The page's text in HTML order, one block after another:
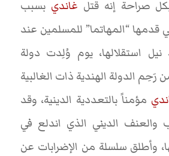
غاندي بسبب
قدمها “المهاتما” للمسلمين عند
نيل استقلالها، يوم وُلِدت دولة
رَحِم الدولة الهندية ذات الغالبية
مؤمناً بالتعددية الدينية، وقد
والعنف الديني الذي اندلع في
وأطلق سلسلة من الإضرابات عن